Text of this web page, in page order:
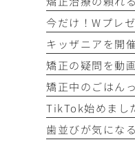
キッザニアを開
TikTok始めまし